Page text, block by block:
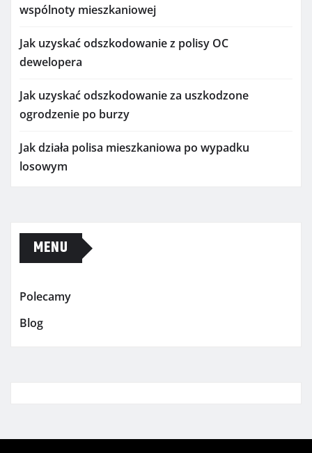
wspólnoty mieszkaniowej
Jak uzyskać odszkodowanie z polisy OC
dewelopera
Jak uzyskać odszkodowanie za uszkodzone
ogrodzenie po burzy
Jak działa polisa mieszkaniowa po wypadku
losowym
MENU
Polecamy
Blog